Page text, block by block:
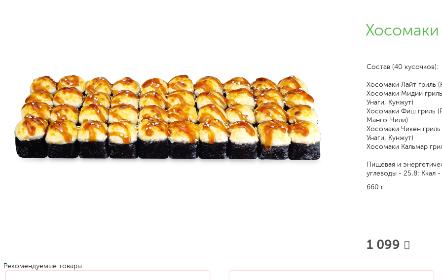
Хосомаки
Состав (40 кусочков):
Хосомаки Лайт гриль
Хосомаки Мидии
Унаги, Кунжут)
Хосомаки Фиш гриль
Манго-Чили)
Хосомаки Чикен
Унаги, Кунжут)
Хосомаки Кальмар
Пищевая и
углеводы - 25,8; Ккал
660 г.
1 099
Рекомендуемые товары